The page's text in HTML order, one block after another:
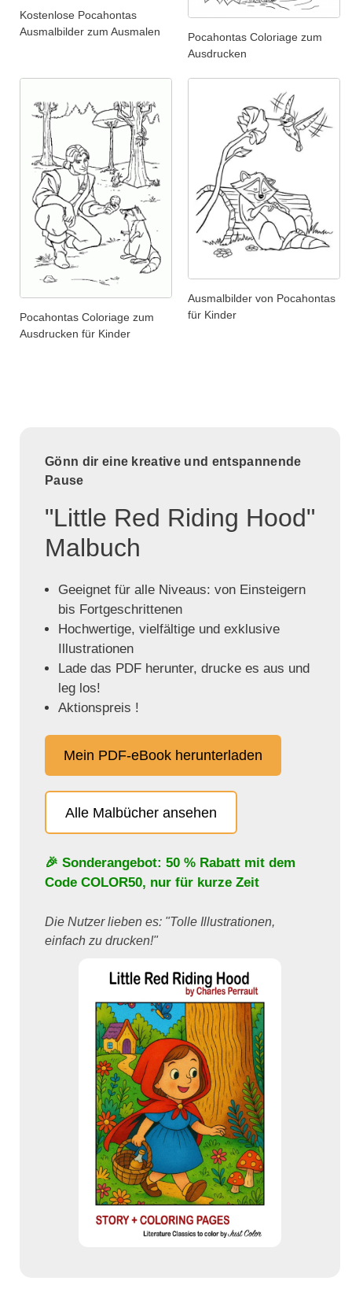
Kostenlose Pocahontas
Ausmalbilder zum Ausmalen
Pocahontas Coloriage zum
Ausdrucken
Pocahontas Coloriage zum
Ausdrucken für Kinder
Ausmalbilder von Pocahontas
für Kinder
Gönn dir eine kreative und entspannende
Pause
"Little Red Riding Hood"
Malbuch
Geeignet für alle Niveaus: von Einsteigern
bis Fortgeschrittenen
Hochwertige, vielfältige und exklusive
Illustrationen
Lade das PDF herunter, drucke es aus und
leg los!
Aktionspreis !
Mein PDF-eBook herunterladen
Alle Malbücher ansehen
🎉 Sonderangebot: 50 % Rabatt mit dem
Code COLOR50, nur für kurze Zeit
Die Nutzer lieben es: "Tolle Illustrationen,
einfach zu drucken!"